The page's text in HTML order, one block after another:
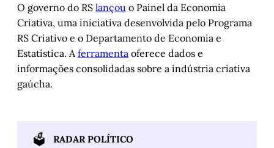
O governo do RS lançou o Painel da Economia
Criativa, uma iniciativa desenvolvida pelo Programa
RS Criativo e o Departamento de Economia e
Estatística. A ferramenta oferece dados e
informações consolidadas sobre a indústria criativa
gaúcha.
🗳️ RADAR POLÍTICO